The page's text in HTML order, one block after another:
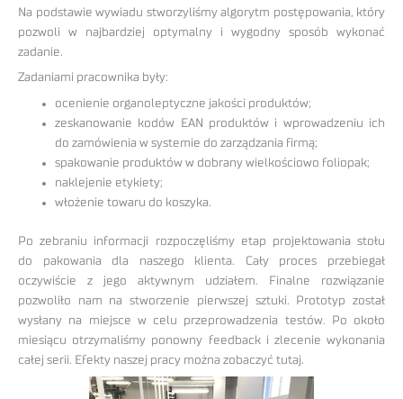
Na podstawie wywiadu stworzyliśmy algorytm postępowania, który
pozwoli w najbardziej optymalny i wygodny sposób wykonać
zadanie.
Zadaniami pracownika były:
ocenienie organoleptyczne jakości produktów;
zeskanowanie kodów EAN produktów i wprowadzeniu ich
do zamówienia w systemie do zarządzania firmą;
spakowanie produktów w dobrany wielkościowo foliopak;
naklejenie etykiety;
włożenie towaru do koszyka.
Po zebraniu informacji rozpoczęliśmy etap projektowania stołu
do pakowania dla naszego klienta. Cały proces przebiegał
oczywiście z jego aktywnym udziałem. Finalne rozwiązanie
pozwoliło nam na stworzenie pierwszej sztuki. Prototyp został
wysłany na miejsce w celu przeprowadzenia testów. Po około
miesiącu otrzymaliśmy ponowny feedback i zlecenie wykonania
całej serii. Efekty naszej pracy można zobaczyć tutaj.